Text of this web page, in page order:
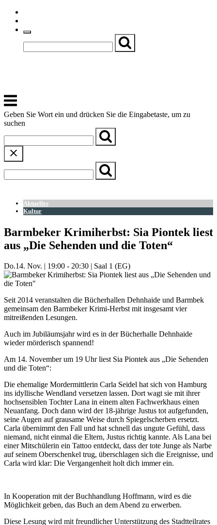
Skip
content
Menu
Geben Sie Wort ein und drücken Sie die Eingabetaste, um zu
suchen
Aktuelles
Kultur
Barmbeker Krimiherbst: Sia Piontek liest
aus „Die Sehenden und die Toten“
Do.14. Nov. | 19:00 - 20:30 | Saal 1 (EG)
Seit 2014 veranstalten die Bücherhallen Dehnhaide und Barmbek
gemeinsam den Barmbeker Krimi-Herbst mit insgesamt vier
mitreißenden Lesungen.
Auch im Jubiläumsjahr wird es in der Bücherhalle Dehnhaide
wieder mörderisch spannend!
Am 14. November um 19 Uhr liest Sia Piontek aus „Die Sehenden
und die Toten“:
Die ehemalige Mordermittlerin Carla Seidel hat sich von Hamburg
ins idyllische Wendland versetzen lassen. Dort wagt sie mit ihrer
hochsensiblen Tochter Lana in einem alten Fachwerkhaus einen
Neuanfang. Doch dann wird der 18-jährige Justus tot aufgefunden,
seine Augen auf grausame Weise durch Spiegelscherben ersetzt.
Carla übernimmt den Fall und hat schnell das ungute Gefühl, dass
niemand, nicht einmal die Eltern, Justus richtig kannte. Als Lana bei
einer Mitschülerin ein Tattoo entdeckt, dass der tote Junge als Narbe
auf seinem Oberschenkel trug, überschlagen sich die Ereignisse, und
Carla wird klar: Die Vergangenheit holt dich immer ein.
In Kooperation mit der Buchhandlung Hoffmann, wird es die
Möglichkeit geben, das Buch an dem Abend zu erwerben.
Diese Lesung wird mit freundlicher Unterstützung des Stadtteilrates